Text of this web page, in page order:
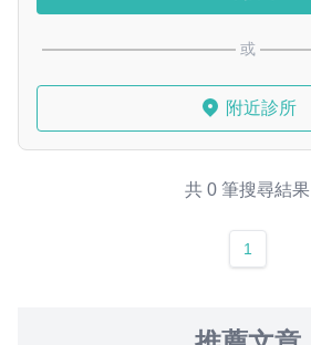
或
附近診所
共 0 筆搜尋結果
1